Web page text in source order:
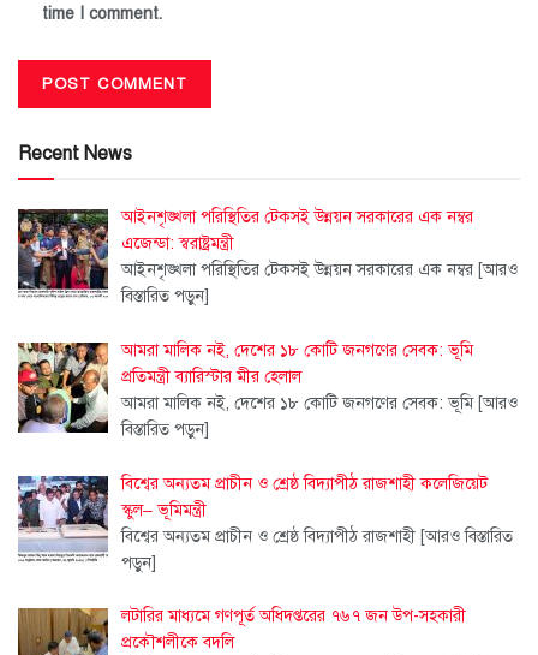
time I comment.
Recent News
আইনশৃঙ্খলা পরিস্থিতির টেকসই উন্নয়ন সরকারের এক নম্বর
এজেন্ডা: স্বরাষ্ট্রমন্ত্রী
আইনশৃঙ্খলা পরিস্থিতির টেকসই উন্নয়ন সরকারের এক নম্বর [আরও
বিস্তারিত পড়ুন]
আমরা মালিক নই, দেশের ১৮ কোটি জনগণের সেবক: ভূমি
প্রতিমন্ত্রী ব্যারিস্টার মীর হেলাল
আমরা মালিক নই, দেশের ১৮ কোটি জনগণের সেবক: ভূমি [আরও
বিস্তারিত পড়ুন]
বিশ্বের অন্যতম প্রাচীন ও শ্রেষ্ঠ বিদ্যাপীঠ রাজশাহী কলেজিয়েট
স্কুল– ভূমিমন্ত্রী
বিশ্বের অন্যতম প্রাচীন ও শ্রেষ্ঠ বিদ্যাপীঠ রাজশাহী [আরও বিস্তারিত
পড়ুন]
লটারির মাধ্যমে গণপূর্ত অধিদপ্তরের ৭৬৭ জন উপ-সহকারী
প্রকৌশলীকে বদলি